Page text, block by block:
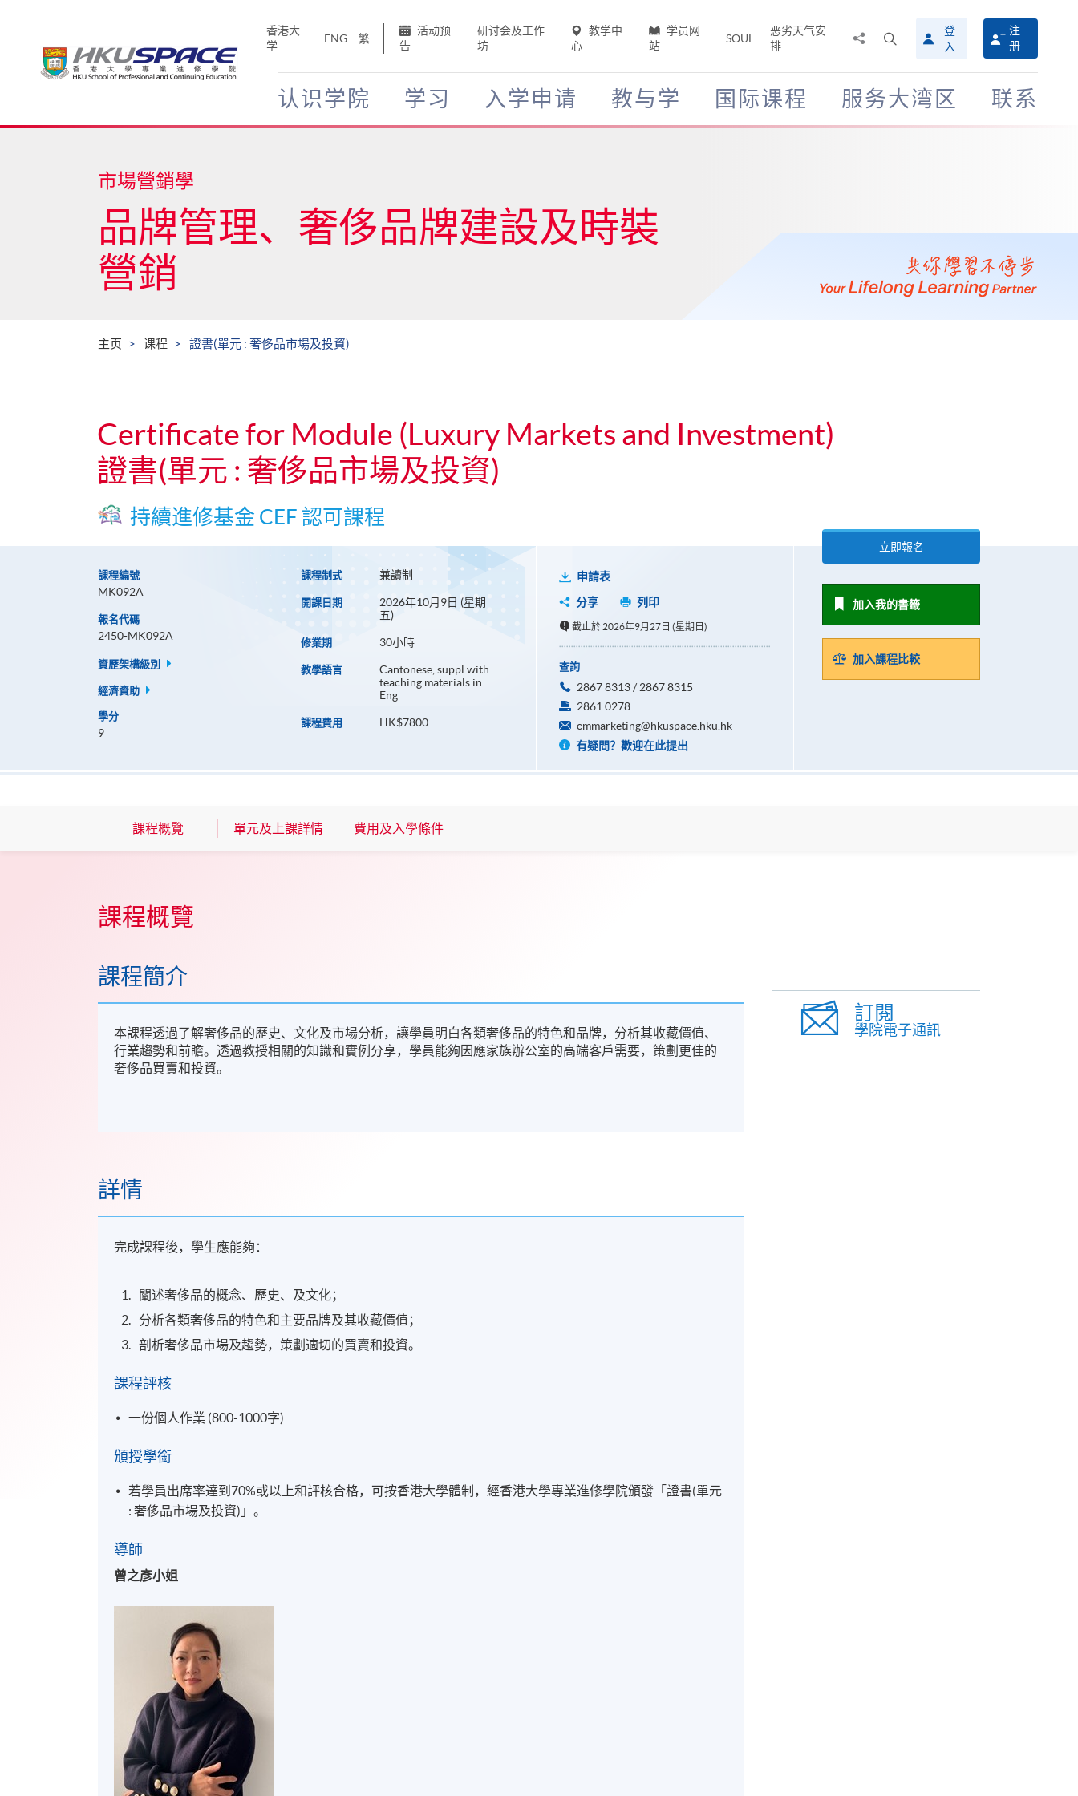
香港大
学
ENG 繁
活动预
告
研讨会及工作
坊
教学中
心
学员网
站
SOUL
恶劣天气安
排
搜
寻
介
面
登
入
注
册
认识学院 学习 入学申请 教与学 国际课程 服务大湾区 联系
Main
市場營銷學
品牌管理、奢侈品牌建設及時裝
營銷
主页 课程 證書(單元 : 奢侈品市場及投資)
Certificate for Module (Luxury Markets and Investment)
證書(單元 : 奢侈品市場及投資)
持續進修基金 CEF 認可課程
課程編號
MK092A
報名代碼
2450-MK092A
資歷架構級別
經濟資助
學分
9
課程制式 兼讀制
開課日期
2026年10月9日 (星期
五)
修業期 30小時
教學語言
Cantonese, suppl with
teaching materials in
Eng
課程費用 HK$7800
申請表
分享
列印
截止於 2026年9月27日 (星期日)
查詢
2867 8313 / 2867 8315
2861 0278
cmmarketing@hkuspace.hku.hk
有疑問？歡迎在此提出
立即報名
加入我的書籤
加入課程比較
課程概覽 單元及上課詳情 費用及入學條件
課程概覽
課程簡介
本課程透過了解奢侈品的歷史、文化及市場分析，讓學員明白各類奢侈品的特色和品牌，分析其收藏價值、
行業趨勢和前瞻。透過教授相關的知識和實例分享，學員能夠因應家族辦公室的高端客戶需要，策劃更佳的
奢侈品買賣和投資。
詳情
完成課程後，學生應能夠：
闡述奢侈品的概念、歷史、及文化；
分析各類奢侈品的特色和主要品牌及其收藏價值；
剖析奢侈品市場及趨勢，策劃適切的買賣和投資。
課程評核
一份個人作業 (800-1000字)
頒授學銜
若學員出席率達到70%或以上和評核合格，可按香港大學體制，經香港大學專業進修學院頒發「證書(單元
: 奢侈品市場及投資)」。
導師
曾之彥小姐
訂閱
學院電子通訊